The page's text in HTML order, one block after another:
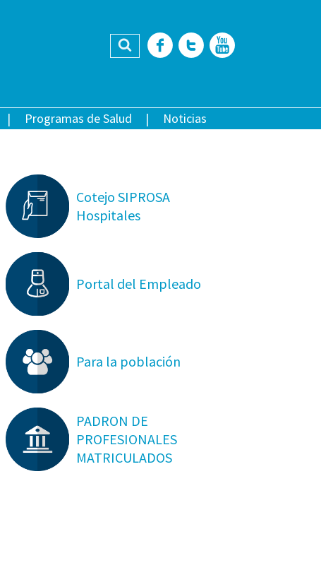
Buscar Facebook
Twitter
Programas de Salud Noticias
Cotejo SIPROSA
Hospitales
Portal del Empleado
Para la población
PADRON DE
PROFESIONALES
MATRICULADOS